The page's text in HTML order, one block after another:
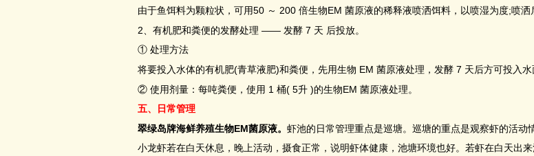
由于鱼饵料为颗粒状，可用50 ～ 200 倍生物EM 菌原液的稀释液喷洒饵料，以喷湿为度;喷洒
2、有机肥和粪便的发酵处理 —— 发酵 7 天 后投放。
① 处理方法
将要投入水体的有机肥(青草液肥)和粪便，先用生物 EM 菌原液处理，发酵 7 天后方可投入水
② 使用剂量：每吨粪便，使用 1 桶( 5升 )的生物EM 菌原液处理。
五、日常管理
翠绿岛牌海鲜养殖生物EM菌原液。 虾池的日常管理重点是巡塘。巡塘的重点是观察虾的活动
小龙虾若在白天休息，晚上活动，摄食正常，说明虾体健康，池塘环境也好。若虾在白天出